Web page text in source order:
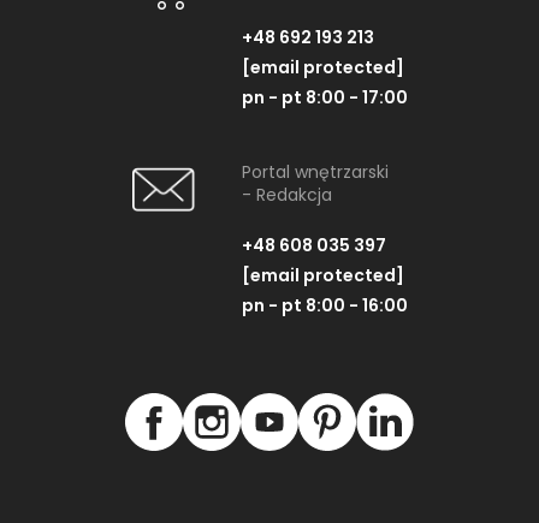
+48 692 193 213
[email protected]
pn - pt 8:00 - 17:00
Portal wnętrzarski
- Redakcja
+48 608 035 397
[email protected]
pn - pt 8:00 - 16:00